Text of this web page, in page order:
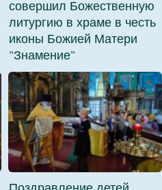
совершил Божественную
литургию в храме в честь
иконы Божией Матери
"Знамение"